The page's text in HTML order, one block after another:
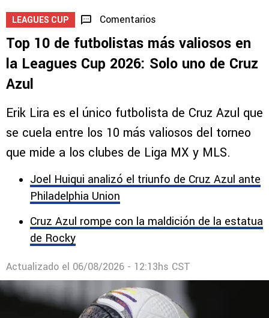
LEAGUES CUP Comentarios
Top 10 de futbolistas más valiosos en
la Leagues Cup 2026: Solo uno de Cruz
Azul
Erik Lira es el único futbolista de Cruz Azul que
se cuela entre los 10 más valiosos del torneo
que mide a los clubes de Liga MX y MLS.
Joel Huiqui analizó el triunfo de Cruz Azul ante
Philadelphia Union
Cruz Azul rompe con la maldición de la estatua
de Rocky
Actualizado el 06/08/2026 - 12:13hs CST